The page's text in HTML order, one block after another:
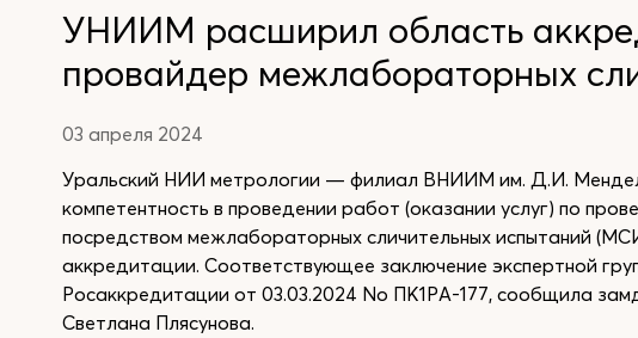
УНИИМ расширил область
провайдер межлабораторных
03 апреля 2024
Уральский НИИ метрологии — филиал ВНИИМ им. Д.И.
компетентность в проведении работ (оказании услуг) по
посредством межлабораторных сличительных испытаний
аккредитации. Соответствующее заключение экспертной
Росаккредитации от 03.03.2024 No ПК1РА-177, сообщила
Светлана Плясунова.